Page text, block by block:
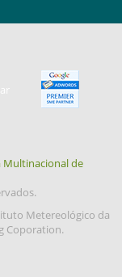
Multinacional de
Metereológico da
Coporation.